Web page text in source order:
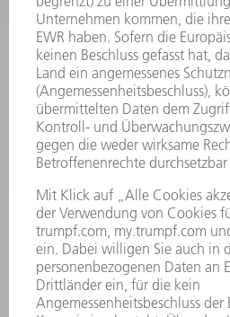
SMART FACTORY
SOFTWARE
SERVICES
ANWENDUNGEN
BRANCHEN
UNTERNEHMEN
KARRIERE
STELLENANGEBOTE
UNTERNEHMENSPROFIL
GESCHÄFTSBERICHT
UNTERNEHMENSGRUNDSÄTZE
COMPLIANCE
HINWEISGEBERSYSTEM
SECURITY
PRESSEMITTEILUNGEN
MAGAZINE